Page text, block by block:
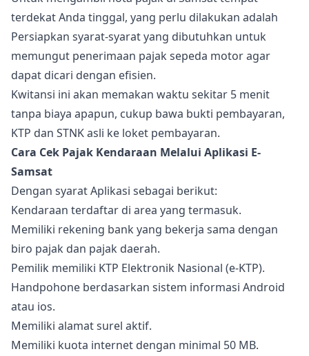
terdekat Anda tinggal, yang perlu dilakukan adalah
Persiapkan syarat-syarat yang dibutuhkan untuk
memungut penerimaan pajak sepeda motor agar
dapat dicari dengan efisien.
Kwitansi ini akan memakan waktu sekitar 5 menit
tanpa biaya apapun, cukup bawa bukti pembayaran,
KTP dan STNK asli ke loket pembayaran.
Cara Cek Pajak Kendaraan Melalui Aplikasi E-
Samsat
Dengan syarat Aplikasi sebagai berikut:
Kendaraan terdaftar di area yang termasuk.
Memiliki rekening bank yang bekerja sama dengan
biro pajak dan pajak daerah.
Pemilik memiliki KTP Elektronik Nasional (e-KTP).
Handpohone berdasarkan sistem informasi Android
atau ios.
Memiliki alamat surel aktif.
Memiliki kuota internet dengan minimal 50 MB.